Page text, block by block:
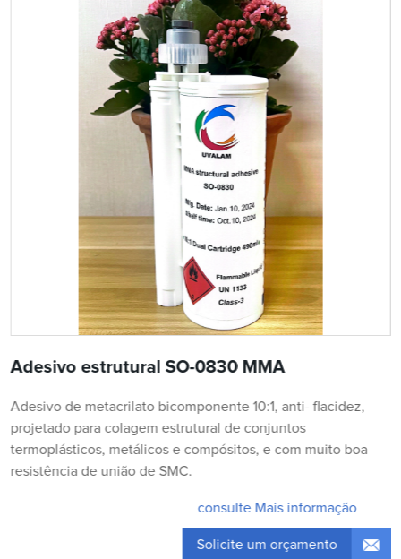
Adesivo estrutural SO-0830 MMA
Adesivo de metacrilato bicomponente 10:1, anti- flacidez,
projetado para colagem estrutural de conjuntos
termoplásticos, metálicos e compósitos, e com muito boa
resistência de união de SMC.
consulte Mais informação
Solicite um orçamento